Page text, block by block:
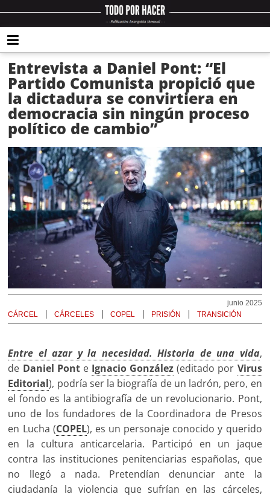
Entrevista a Daniel Pont: “El
Partido Comunista propició que
la dictadura se convirtiera en
democracia sin ningún proceso
político de cambio”
junio 2025
CÁRCEL
CÁRCELES COPEL PRISIÓN TRANSICIÓN
Entre el azar y la necesidad. Historia de una vida,
de Daniel Ponte Ignacio González (editado por Virus
Editorial), podría ser la biografía de un ladrón, pero, en
el fondo es la antibiografía de un revolucionario. Pont,
uno de los fundadores de la Coordinadora de Presos
en Lucha (COPEL), es un personaje conocido y querido
en la cultura anticarcelaria. Participó en un jaque
contra las instituciones penitenciarias españolas, que
no llegó a nada. Pretendían denunciar ante la
ciudadanía la violencia que sufrían en las cárceles,